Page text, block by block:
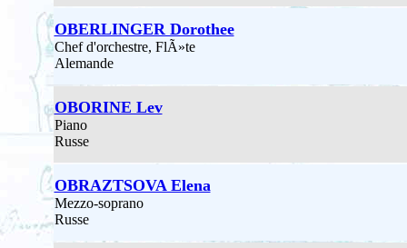
OBERLINGER Dorothee
Chef d'orchestre, FlÃ»te
Alemande
OBORINE Lev
Piano
Russe
OBRAZTSOVA Elena
Mezzo-soprano
Russe